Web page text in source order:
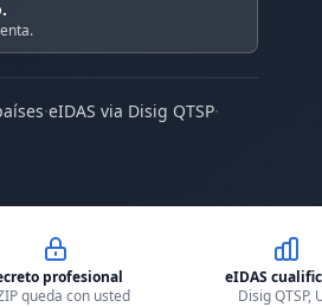
·eIDAS via Disig QTSP·
profesional
queda con usted
eIDAS
Disig QTSP,